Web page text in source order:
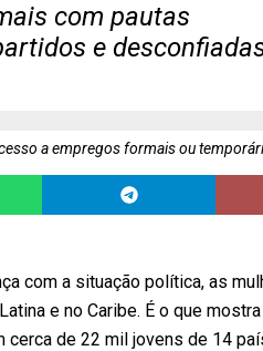
com pautas
e
a empregos formais ou
com a situação política, as
e no Caribe. É o que
cerca de 22 mil jovens de 14